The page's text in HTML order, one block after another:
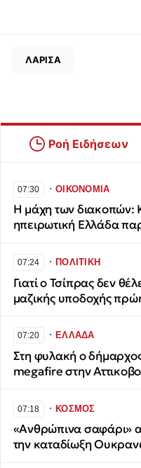
ΛΑΡΙΣΑ
Ροή Ειδήσεων
07:30 ∙ΟΙΚΟΝΟΜΙΑ
Η μάχη των διακοπών:
ηπειρωτική Ελλάδα
07:24 ∙ΠΟΛΙΤΙΚΗ
Γιατί ο Τσίπρας δεν
μαζικής υποδοχής
07:20 ∙ΕΛΛΑΔΑ
Στη φυλακή ο δήμαρχος
megafire στην
07:18 ∙ΚΟΣΜΟΣ
«Ανθρώπινα σαφάρι»
την καταδίωξη